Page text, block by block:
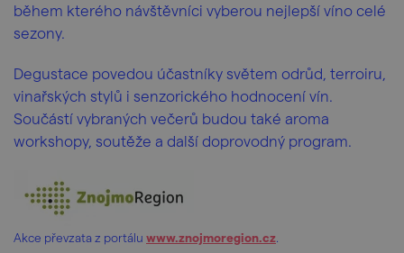
během kterého návštěvníci vyberou nejlepší víno celé
sezony.
Degustace povedou účastníky světem odrůd, terroiru,
vinařských stylů i senzorického hodnocení vín.
Součástí vybraných večerů budou také aroma
workshopy, soutěže a další doprovodný program.
Akce převzata z portálu www.znojmoregion.cz